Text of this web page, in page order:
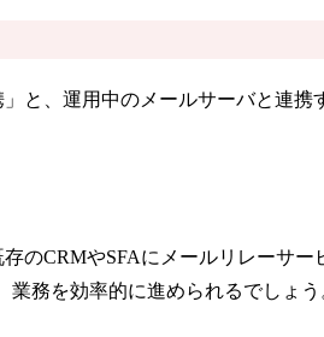
、運用中のメールサーバと連携
のCRMやSFAにメールリレーサ
務を効率的に進められるでしょう